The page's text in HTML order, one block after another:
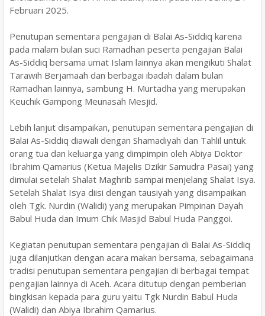
Februari 2025.
Penutupan sementara pengajian di Balai As-Siddiq karena
pada malam bulan suci Ramadhan peserta pengajian Balai
As-Siddiq bersama umat Islam lainnya akan mengikuti Shalat
Tarawih Berjamaah dan berbagai ibadah dalam bulan
Ramadhan lainnya, sambung H. Murtadha yang merupakan
Keuchik Gampong Meunasah Mesjid.
Lebih lanjut disampaikan, penutupan sementara pengajian di
Balai As-Siddiq diawali dengan Shamadiyah dan Tahlil untuk
orang tua dan keluarga yang dimpimpin oleh Abiya Doktor
Ibrahim Qamarius (Ketua Majelis Dzikir Samudra Pasai) yang
dimulai setelah Shalat Maghrib sampai menjelang Shalat Isya.
Setelah Shalat Isya diisi dengan tausiyah yang disampaikan
oleh Tgk. Nurdin (Walidi) yang merupakan Pimpinan Dayah
Babul Huda dan Imum Chik Masjid Babul Huda Panggoi.
Kegiatan penutupan sementara pengajian di Balai As-Siddiq
juga dilanjutkan dengan acara makan bersama, sebagaimana
tradisi penutupan sementara pengajian di berbagai tempat
pengajian lainnya di Aceh. Acara ditutup dengan pemberian
bingkisan kepada para guru yaitu Tgk Nurdin Babul Huda
(Walidi) dan Abiya Ibrahim Qamarius.